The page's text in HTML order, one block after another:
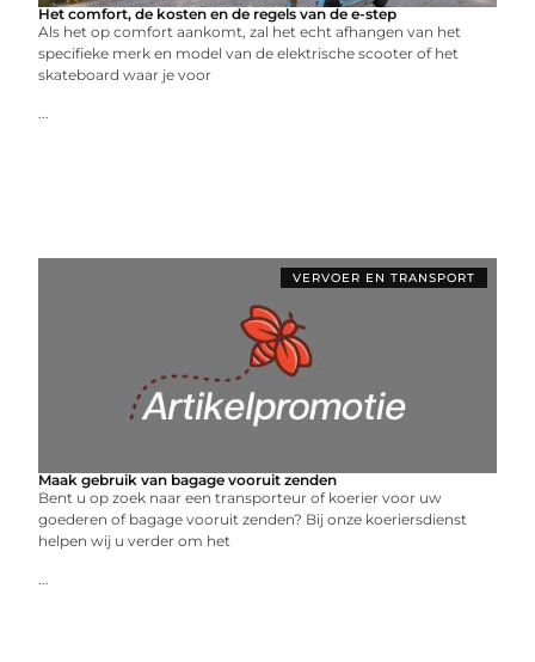
Het comfort, de kosten en de regels van de e-step
Als het op comfort aankomt, zal het echt afhangen van het
specifieke merk en model van de elektrische scooter of het
skateboard waar je voor
...
VERVOER EN TRANSPORT
Maak gebruik van bagage vooruit zenden
Bent u op zoek naar een transporteur of koerier voor uw
goederen of bagage vooruit zenden? Bij onze koeriersdienst
helpen wij u verder om het
...